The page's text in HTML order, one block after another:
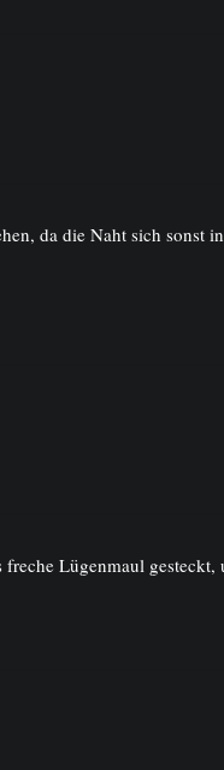
da die Naht sich sonst
Lügenmaul